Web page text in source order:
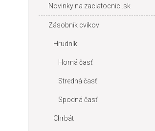
Novinky na zaciatocnici.sk
Zásobník cvikov
Hrudník
Horná časť
Stredná časť
Spodná časť
Chrbát